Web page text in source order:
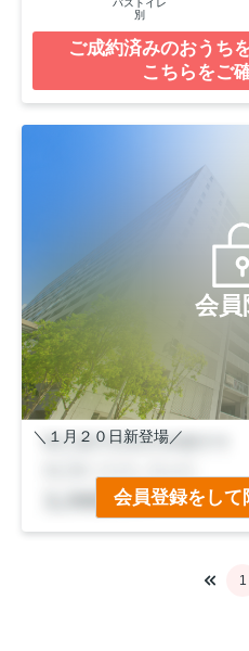
バストイレ
別
ご成約済みのおうち
こちらをご
会員
＼１月２０日新登場／
■月々のお支払い５万円台
■前道６ｍ×間口６.５ｍ
■小学校歩５分・中学校歩８分
■大変丁寧にご使用されていま
会員登録をして
1